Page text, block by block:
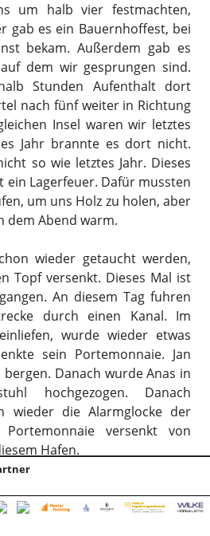
um halb vier festmachten,
gab es ein Bauernhoffest, bei
bekam. Außerdem gab es
dem wir gesprungen sind.
Stunden Aufenthalt dort
nach fünf weiter in Richtung
Insel waren wir letztes
Jahr brannte es dort nicht.
so wie letztes Jahr. Dieses
ein Lagerfeuer. Dafür mussten
um uns Holz zu holen, aber
dem Abend warm.
wieder getaucht werden,
Topf versenkt. Dieses Mal ist
An diesem Tag fuhren
durch einen Kanal. Im
wurde wieder etwas
sein Portemonnaie. Jan
Danach wurde Anas in
hochgezogen. Danach
wieder die Alarmglocke der
versenkt von
Hafen.
wir dann Richtung
fuhren wir an einem halb